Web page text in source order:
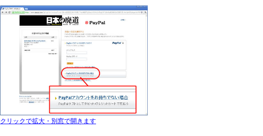
クリックで拡大・別窓で開きます